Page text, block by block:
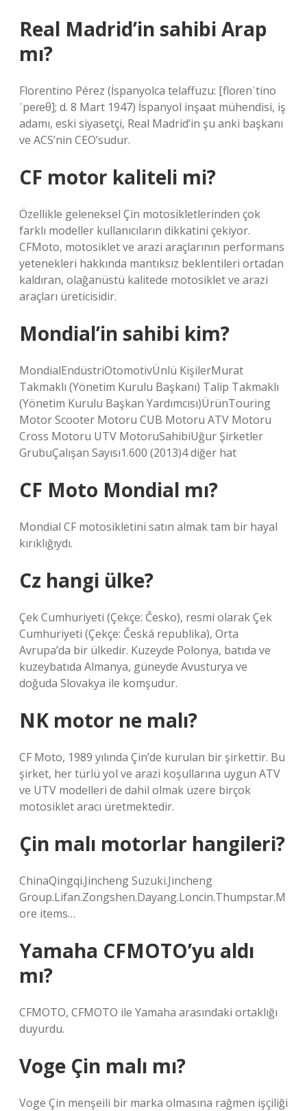
Real Madrid’in sahibi Arap
mı?
Florentino Pérez (İspanyolca telaffuzu: [floɾenˈtino
ˈpeɾeθ]; d. 8 Mart 1947) İspanyol inşaat mühendisi, iş
adamı, eski siyasetçi, Real Madrid’in şu anki başkanı
ve ACS’nin CEO’sudur.
CF motor kaliteli mi?
Özellikle geleneksel Çin motosikletlerinden çok
farklı modeller kullanıcıların dikkatini çekiyor.
CFMoto, motosiklet ve arazi araçlarının performans
yetenekleri hakkında mantıksız beklentileri ortadan
kaldıran, olağanüstü kalitede motosiklet ve arazi
araçları üreticisidir.
Mondial’in sahibi kim?
MondialEndüstriOtomotivÜnlü KişilerMurat
Takmaklı (Yönetim Kurulu Başkanı) Talip Takmaklı
(Yönetim Kurulu Başkan Yardımcısı)ÜrünTouring
Motor Scooter Motoru CUB Motoru ATV Motoru
Cross Motoru UTV MotoruSahibiUğur Şirketler
GrubuÇalışan Sayısı1.600 (2013)4 diğer hat
CF Moto Mondial mı?
Mondial CF motosikletini satın almak tam bir hayal
kırıklığıydı.
Cz hangi ülke?
Çek Cumhuriyeti (Çekçe: Česko), resmi olarak Çek
Cumhuriyeti (Çekçe: Česká republika), Orta
Avrupa’da bir ülkedir. Kuzeyde Polonya, batıda ve
kuzeybatıda Almanya, güneyde Avusturya ve
doğuda Slovakya ile komşudur.
NK motor ne malı?
CF Moto, 1989 yılında Çin’de kurulan bir şirkettir. Bu
şirket, her türlü yol ve arazi koşullarına uygun ATV
ve UTV modelleri de dahil olmak üzere birçok
motosiklet aracı üretmektedir.
Çin malı motorlar hangileri?
ChinaQingqi.Jincheng Suzuki.Jincheng
Group.Lifan.Zongshen.Dayang.Loncin.Thumpstar.M
ore items…
Yamaha CFMOTO’yu aldı
mı?
CFMOTO, CFMOTO ile Yamaha arasındaki ortaklığı
duyurdu.
Voge Çin malı mı?
Voge Çin menşeili bir marka olmasına rağmen işçiliği